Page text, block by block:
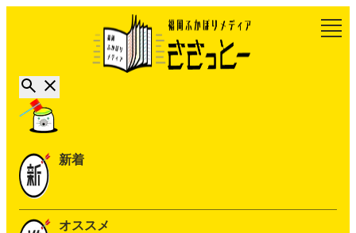
新着
オススメ